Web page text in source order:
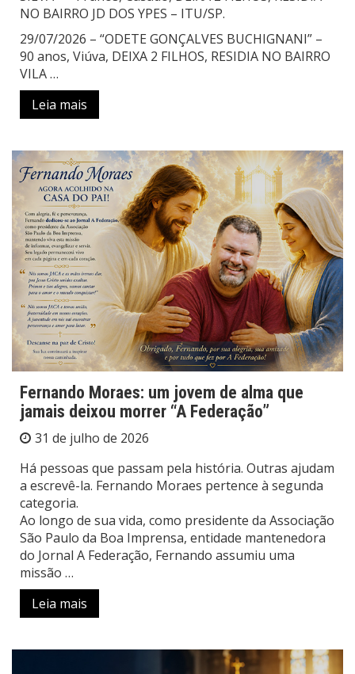
NO BAIRRO JD DOS YPES – ITU/SP.
29/07/2026 – “ODETE GONÇALVES BUCHIGNANI” –
90 anos, Viúva, DEIXA 2 FILHOS, RESIDIA NO BAIRRO
VILA …
Leia mais
Fernando Moraes: um jovem de alma que
jamais deixou morrer “A Federação”
31 de julho de 2026
Há pessoas que passam pela história. Outras ajudam
a escrevê-la. Fernando Moraes pertence à segunda
categoria.
Ao longo de sua vida, como presidente da Associação
São Paulo da Boa Imprensa, entidade mantenedora
do Jornal A Federação, Fernando assumiu uma
missão …
Leia mais